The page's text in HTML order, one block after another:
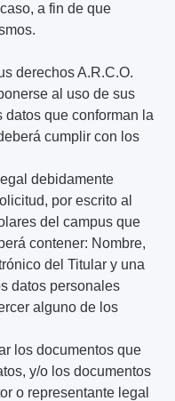
a fin de que
derechos A.R.C.O.
al uso de sus
que conforman la
cumplir con los
debidamente
por escrito al
del campus que
contener: Nombre,
del Titular y una
datos personales
alguno de los
los documentos que
y/o los documentos
o representante legal